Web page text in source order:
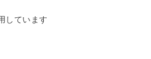
しています